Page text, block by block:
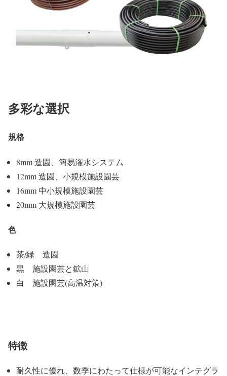
多彩な選択
規格
8mm 造園、簡易潅水システム
12mm 造園、小規模施設園芸
16mm 中小規模施設園芸
20mm 大規模施設園芸
色
茶/緑 造園
黒 施設園芸と鉱山
白 施設園芸(高温対策)
特徴
耐久性に優れ、数季にわたって仕様が可能なインテグラ